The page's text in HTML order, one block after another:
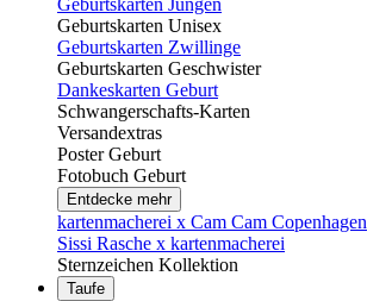
Geburtskarten Jungen
Geburtskarten Unisex
Geburtskarten Zwillinge
Geburtskarten Geschwister
Dankeskarten Geburt
Schwangerschafts-Karten
Versandextras
Poster Geburt
Fotobuch Geburt
Entdecke mehr
kartenmacherei x Cam Cam Copenhagen
Sissi Rasche x kartenmacherei
Sternzeichen Kollektion
Taufe